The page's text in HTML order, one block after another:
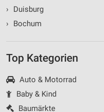
›
Duisburg
›
Bochum
Top Kategorien
Auto & Motorrad
Baby & Kind
Baumärkte